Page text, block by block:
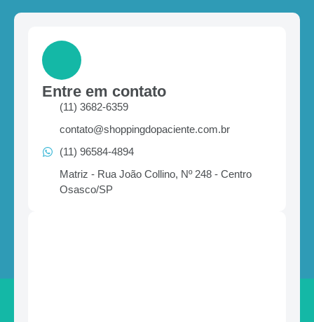
Entre em contato
(11) 3682-6359
contato@shoppingdopaciente.com.br
(11) 96584-4894
Matriz - Rua João Collino, Nº 248 - Centro
Osasco/SP